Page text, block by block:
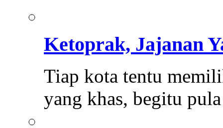
Ketoprak, Jajanan
Tiap kota tentu
yang khas, begitu